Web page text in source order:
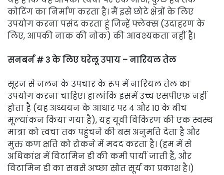
कोटिंग का निर्माण करता है। मैं इसे छोटे क्षेत्रों के लिए
उपयोग करना पसंद करता हूं जिन्हें फ्लेक्स (उदाहरण के
लिए, आपकी नाक की नोक) की आवश्यकता नहीं है।
सनबर्न # 3 के लिए घरेलू उपाय – नारियल तेल
सूरज से जलन के उपचार के रूप में नारियल तेल का
उपयोग करना चाहिए। हालांकि इसमें उच्च एसपीएफ़ नहीं
होता है (यह अध्ययन के आधार पर 4 और 10 के बीच
मूल्यांकन किया गया है), यह यूवी विकिरण की एक स्वस्थ
मात्रा को त्वचा तक पहुंचने की बस अनुमति देता है और
मुक्त कण क्षति को रोकने में मदद करता है। (हम में से
अधिकांश में विटामिन डी की कमी पायीं जाती हैं, और
विटामिन डी का सबसे अच्छा स्रोत सूर्य का प्रकाश है।)